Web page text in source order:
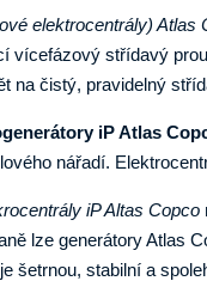
elektrocentrály)
vícefázový střídavý
na čistý, pravidelný
iP Atlas
nářadí.
iP Altas Copco
lze generátory Atlas
šetrnou, stabilní a